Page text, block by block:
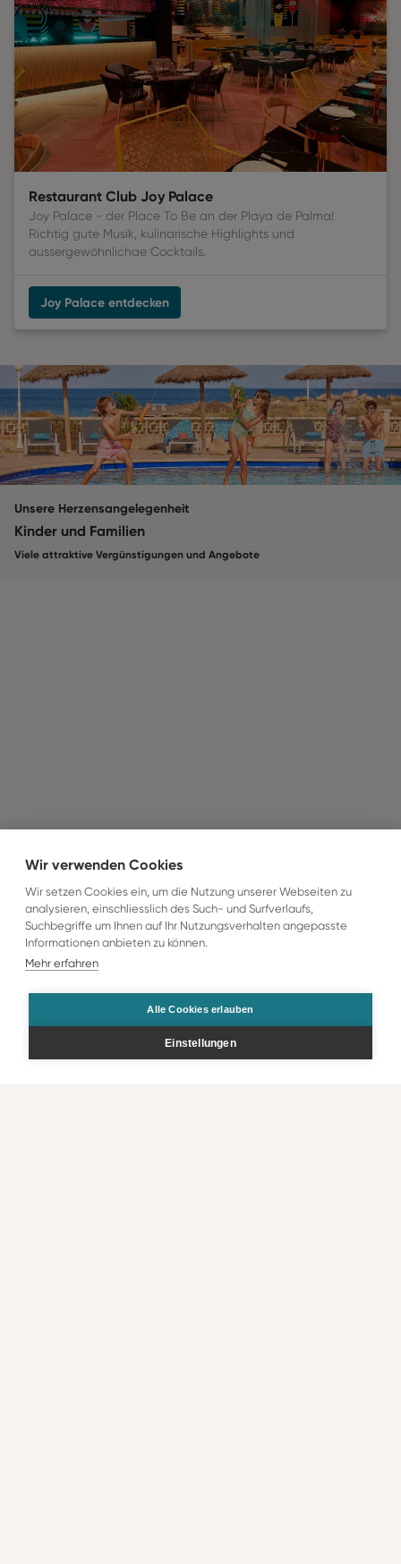
Restaurant Club Joy Palace
Joy Palace - der Place To Be an der Playa de Palma!
Richtig gute Musik, kulinarische Highlights und
aussergewöhnlichae Cocktails.
Joy Palace entdecken
Unsere Herzensangelegenheit
Kinder und Familien
Viele attraktive Vergünstigungen und Angebote
Wir verwenden Cookies
Wir setzen Cookies ein, um die Nutzung unserer Webseiten zu
analysieren, einschliesslich des Such- und Surfverlaufs,
Suchbegriffe um Ihnen auf Ihr Nutzungsverhalten angepasste
Informationen anbieten zu können.
Mehr erfahren
Alle Cookies erlauben
Einstellungen